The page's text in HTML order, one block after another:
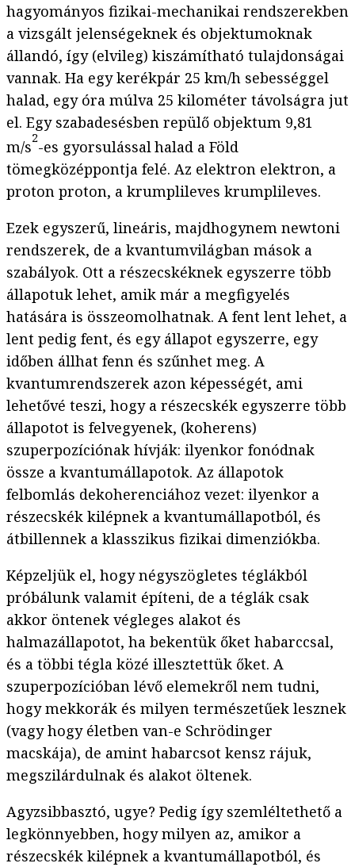
hagyományos fizikai-mechanikai rendszerekben
a vizsgált jelenségeknek és objektumoknak
állandó, így (elvileg) kiszámítható tulajdonságai
vannak. Ha egy kerékpár 25 km/h sebességgel
halad, egy óra múlva 25 kilométer távolságra jut
el. Egy szabadesésben repülő objektum 9,81
m/s2-es gyorsulássalhalad a Föld
tömegközéppontja felé. Az elektron elektron, a
proton proton, a krumplileves krumplileves.
Ezek egyszerű, lineáris, majdhogynem newtoni
rendszerek, de a kvantumvilágban mások a
szabályok. Ott a részecskéknek egyszerre több
állapotuk lehet, amik már a megfigyelés
hatására is összeomolhatnak. A fent lent lehet, a
lent pedig fent, és egy állapot egyszerre, egy
időben állhat fenn és szűnhet meg. A
kvantumrendszerek azon képességét, ami
lehetővé teszi, hogy a részecskék egyszerre több
állapotot is felvegyenek, (koherens)
szuperpozíciónak hívják: ilyenkor fonódnak
össze a kvantumállapotok. Az állapotok
felbomlás dekoherenciához vezet: ilyenkor a
részecskék kilépnek a kvantumállapotból, és
átbillennek a klasszikus fizikai dimenziókba.
Képzeljük el, hogy négyszögletes téglákból
próbálunk valamit építeni, de a téglák csak
akkor öntenek végleges alakot és
halmazállapotot, ha bekentük őket habarccsal,
és a többi tégla közé illesztettük őket. A
szuperpozícióban lévő elemekről nem tudni,
hogy mekkorák és milyen természetűek lesznek
(vagy hogy életben van-e Schrödinger
macskája), de amint habarcsot kensz rájuk,
megszilárdulnak és alakot öltenek.
Agyzsibbasztó, ugye? Pedig így szemléltethető a
legkönnyebben, hogy milyen az, amikor a
részecskék kilépnek a kvantumállapotból, és